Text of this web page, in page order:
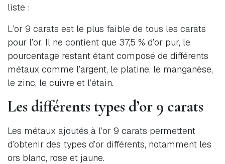
liste :
L’or 9 carats est le plus faible de tous les carats
pour l’or. Il ne contient que 37,5 % d’or pur, le
pourcentage restant étant composé de différents
métaux comme l’argent, le platine, le manganèse,
le zinc, le cuivre et l’étain.
Les différents types d’or 9 carats
Les métaux ajoutés à l’or 9 carats permettent
d’obtenir des types d’or différents, notamment les
ors blanc, rose et jaune.